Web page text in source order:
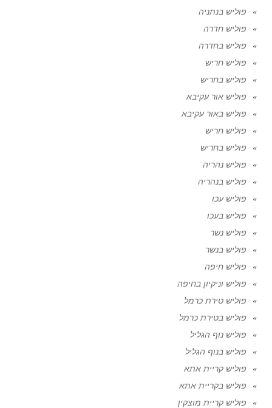
פוליש בנתניה
פוליש חדרה
פוליש בחדרה
פוליש חריש
פוליש בחריש
פוליש אור עקיבא
פוליש באור עקיבא
פוליש חריש
פוליש בחריש
פוליש נהריה
פוליש בנהריה
פוליש עכו
פוליש בעכו
פוליש נשר
פוליש בנשר
פוליש חיפה
פוליש וניקיון בחיפה
פוליש טירת כרמל
פוליש בטירת כרמל
פוליש נוף הגליל
פוליש בנוף הגליל
פוליש קריית אתא
פוליש בקריית אתא
פוליש קריית מוצקין